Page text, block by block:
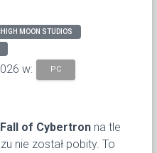
MOON STUDIOS
w: PC
of Cybertron na tle
nie został pobity. To